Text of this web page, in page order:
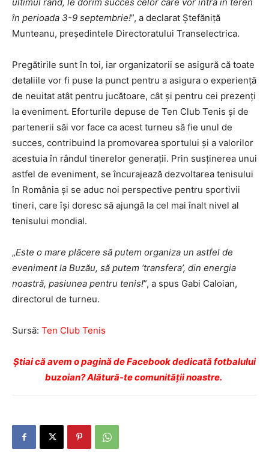
în perioada 3-9 septembrie!”, a declarat Ștefăniță
Munteanu, președintele Directoratului Transelectrica.
Pregătirile sunt în toi, iar organizatorii se asigură că toate
detaliile vor fi puse la punct pentru a asigura o experiență
de neuitat atât pentru jucătoare, cât și pentru cei prezenți
la eveniment. Eforturile depuse de Ten Club Tenis și de
partenerii săi vor face ca acest turneu să fie unul de
succes, contribuind la promovarea sportului și a valorilor
acestuia în rândul tinerelor generații. Prin susținerea unui
astfel de eveniment, se încurajează dezvoltarea tenisului
în România și se aduc noi perspective pentru sportivii
tineri, care își doresc să ajungă la cel mai înalt nivel al
tenisului mondial.
„Este o mare plăcere să putem organiza un astfel de
eveniment la Buzău, să putem ‘transfera’, din energia
noastră, pasiunea pentru tenis!”, a spus Gabi Caloian,
directorul de turneu.
Sursă: Ten Club Tenis
Ştiai că avem o pagină de Facebook dedicată fotbalului
buzoian? Alătură-te comunității noastre.